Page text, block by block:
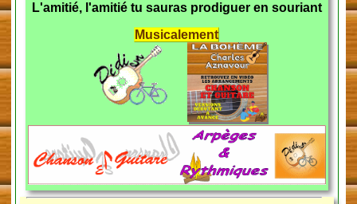
L'amitié, l'amitié tu sauras prodiguer en souriant
Musicalement